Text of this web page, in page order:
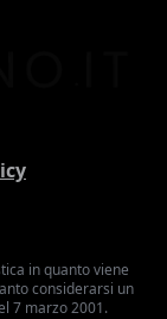
in quanto viene
considerarsi un
7 marzo 2001.